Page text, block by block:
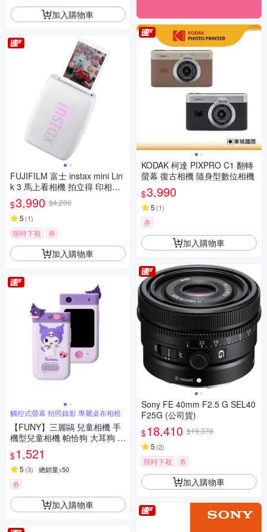
加入購物車
FUJIFILM 富士 instax mini Lin
k 3 馬上看相機 拍立得 印相機
公司貨
$3,990 $4,200
5 (1)
限時下殺 券
加入購物車
觸控式螢幕 拍照錄影 專屬桌布相框
【FUNY】三麗鷗 兒童相機 手
機型兒童相機 帕恰狗 大耳狗 酷
洛米
$1,521
5 (3) 總銷量>50
券
加入購物車
KODAK 柯達 PIXPRO C1 翻轉
螢幕 復古相機 隨身型數位相機
$3,990
5 (1)
券
加入購物車
Sony FE 40mm F2.5 G SEL40
F25G (公司貨)
$18,410 $19,378
5 (2)
限時下殺 券
加入購物車